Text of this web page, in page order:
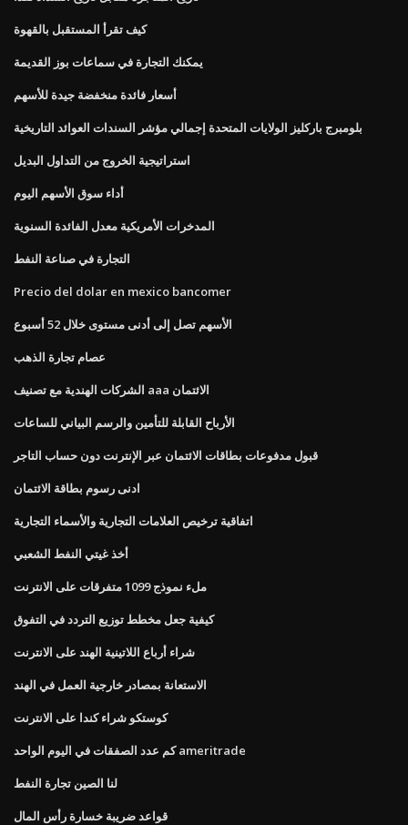
كيف تقرأ المستقبل بالقهوة
يمكنك التجارة في سماعات بوز القديمة
أسعار فائدة منخفضة جيدة للأسهم
بلومبرج باركليز الولايات المتحدة إجمالي مؤشر السندات العوائد التاريخية
استراتيجية الخروج من التداول البديل
أداء سوق الأسهم اليوم
المدخرات الأمريكية معدل الفائدة السنوية
التجارة في صناعة النفط
Precio del dolar en mexico bancomer
الأسهم تصل إلى أدنى مستوى خلال 52 أسبوع
عصام تجارة الذهب
الشركات الهندية مع تصنيف aaa الائتمان
الأرباح القابلة للتأمين والرسم البياني للساعات
قبول مدفوعات بطاقات الائتمان عبر الإنترنت دون حساب التاجر
ادنى رسوم بطاقة الائتمان
اتفاقية ترخيص العلامات التجارية والأسماء التجارية
أخذ غيتي النفط الشعبي
ملء نموذج 1099 متفرقات على الانترنت
كيفية جعل مخطط توزيع التردد في التفوق
شراء أرباع اللاتينية الهند على الانترنت
الاستعانة بمصادر خارجية العمل في الهند
كوستكو شراء كندا على الانترنت
كم عدد الصفقات في اليوم الواحد ameritrade
لنا الصين تجارة النفط
قواعد ضريبة خسارة رأس المال